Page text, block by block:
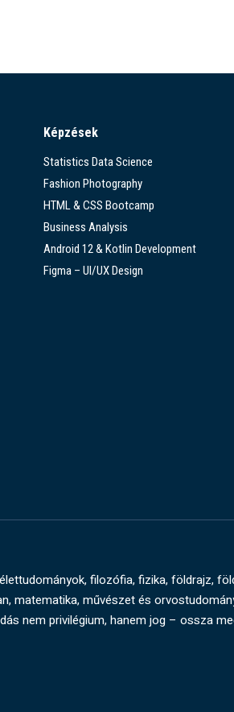
Képzések
Statistics Data Science
Fashion Photography
HTML & CSS Bootcamp
Business Analysis
Android 12 & Kotlin Development
Figma – UI/UX Design
filozófia, fizika, földrajz,
matematika, művészet és
nem privilégium, hanem jog – ossza